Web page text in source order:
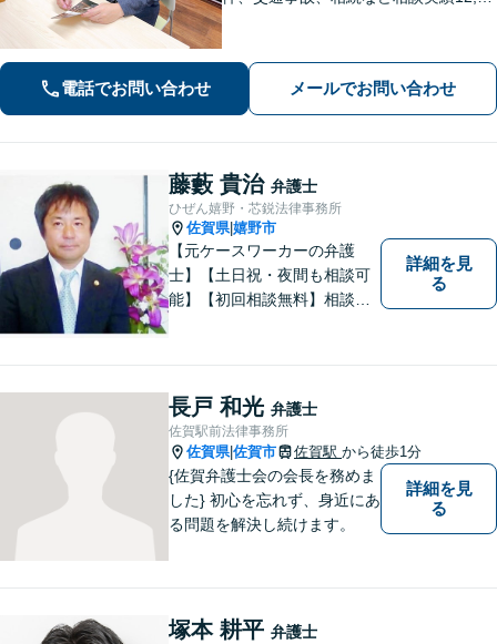
談ください。
電話でお問い合わせ メールでお問い合わせ
藤藪 貴治 弁護士
ひぜん嬉野・芯鋭法律事務所
佐賀県|嬉野市
【元ケースワーカーの弁護
士】【土日祝・夜間も相談可
能】【初回相談無料】相談者
します。相続／離婚・男女問
題／交通事故／債務整理／労
働問題など幅広く対応可能で
す。
詳細を見
る
長戸 和光 弁護士
佐賀駅前法律事務所
佐賀県|佐賀市 佐賀駅 から徒歩1分
{佐賀弁護士会の会長を務めま
した} 初心を忘れず、身近にあ
る問題を解決し続けます。
詳細を見
る
塚本 耕平 弁護士